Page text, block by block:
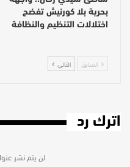
بحرية بلا كورنيش تفضح
اختلالات التنظيم والنظافة
السابق التالي
اترك رد
لن يتم نشر